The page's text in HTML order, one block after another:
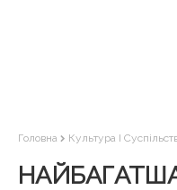
Головна Культура І
НАЙБАГАТША